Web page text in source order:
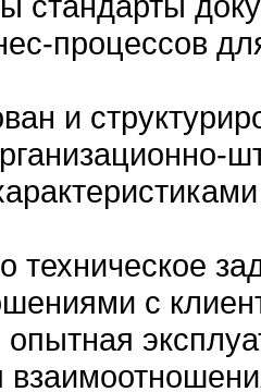
процессов
и
техническое
с
опытная